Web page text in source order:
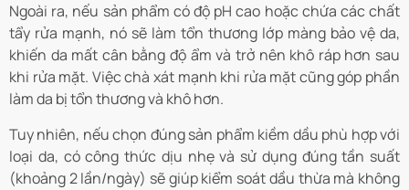
Ngoài ra, nếu sản phẩm có độ pH cao hoặc chứa các chất
tẩy rửa mạnh, nó sẽ làm tổn thương lớp màng bảo vệ da,
khiến da mất cân bằng độ ẩm và trở nên khô ráp hơn sau
khi rửa mặt. Việc chà xát mạnh khi rửa mặt cũng góp phần
làm da bị tổn thương và khô hơn.
Tuy nhiên, nếu chọn đúng sản phẩm kiềm dầu phù hợp với
loại da, có công thức dịu nhẹ và sử dụng đúng tần suất
(khoảng 2 lần/ngày) sẽ giúp kiểm soát dầu thừa mà không